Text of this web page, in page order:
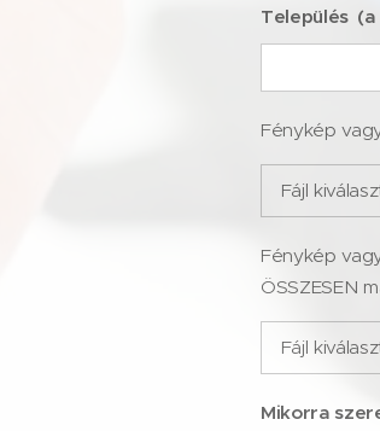
Település
Fénykép
Fájl
Fénykép
ÖSSZESEN
Fájl
Mikorra